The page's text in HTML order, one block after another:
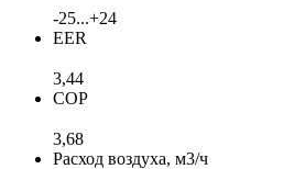
-25...+24
EER
3,44
COP
3,68
Расход воздуха, м3/ч